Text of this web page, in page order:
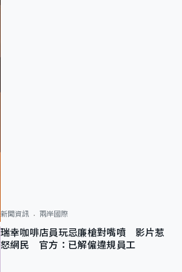
新聞資訊 兩岸國際
瑞幸咖啡店員玩忌廉槍對嘴噴 影片惹
怒網民 官方：已解僱違規員工